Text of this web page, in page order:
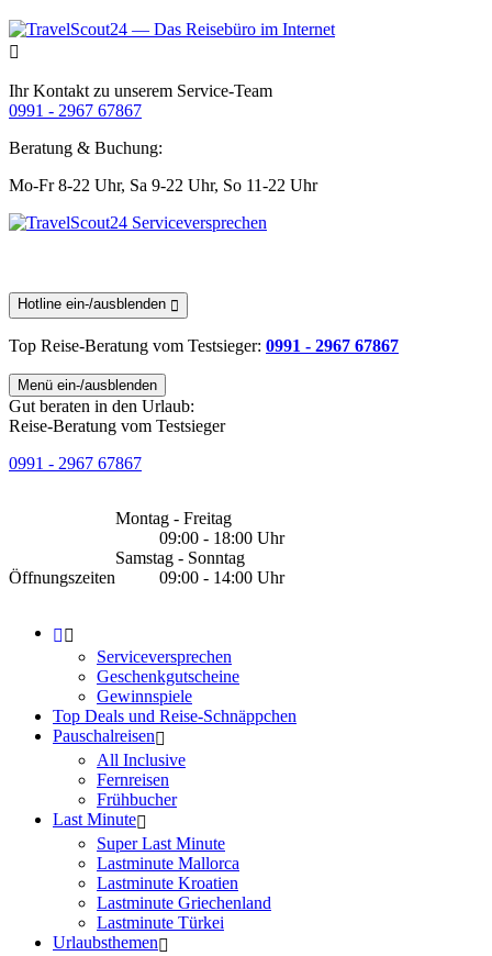
Ihr Kontakt zu unserem Service-Team
0991 - 2967 67867
Beratung & Buchung:
Mo-Fr 8-22 Uhr, Sa 9-22 Uhr, So 11-22 Uhr
Hotline ein-/ausblenden
Top Reise-Beratung vom Testsieger: 0991 - 2967 67867
Menü ein-/ausblenden
Gut beraten in den Urlaub:
Reise-Beratung vom Testsieger
0991 - 2967 67867
Öffnungszeiten
Montag - Freitag
09:00 - 18:00 Uhr
Samstag - Sonntag
09:00 - 14:00 Uhr
Serviceversprechen
Geschenkgutscheine
Gewinnspiele
Top Deals und Reise-Schnäppchen
Pauschalreisen
All Inclusive
Fernreisen
Frühbucher
Last Minute
Super Last Minute
Lastminute Mallorca
Lastminute Kroatien
Lastminute Griechenland
Lastminute Türkei
Urlaubsthemen